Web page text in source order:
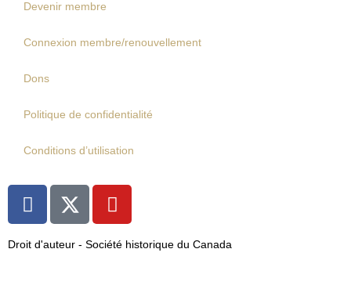
Devenir membre
Connexion membre/renouvellement
Dons
Politique de confidentialité
Conditions d’utilisation
F
a
e
Y
o
t
Droit d'auteur - Société historique du Canada